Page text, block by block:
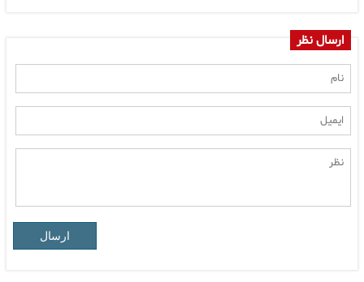
ارسال نظر
ارسال